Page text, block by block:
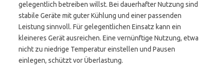
gelegentlich betreiben willst. Bei dauerhafter Nutzung sind
stabile Geräte mit guter Kühlung und einer passenden
Leistung sinnvoll. Für gelegentlichen Einsatz kann ein
kleineres Gerät ausreichen. Eine vernünftige Nutzung, etwa
nicht zu niedrige Temperatur einstellen und Pausen
einlegen, schützt vor Überlastung.